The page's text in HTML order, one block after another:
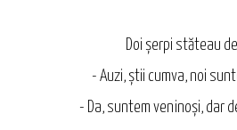
Doi şerpi stăteau
- Auzi, ştii cumva, noi
- Da, suntem veninoşi, dar